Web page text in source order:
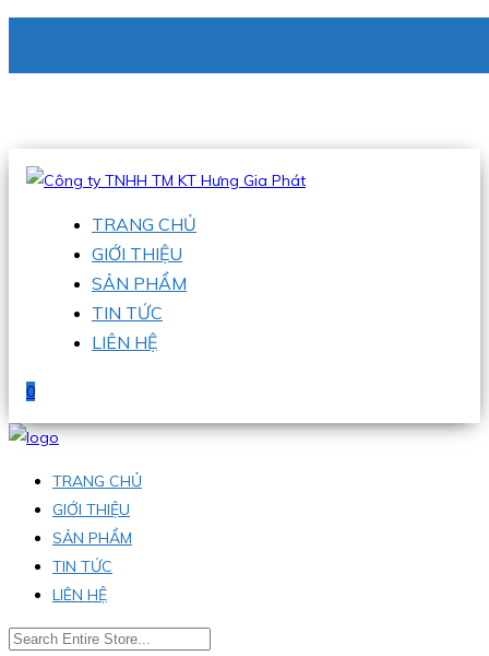
Hotline:0938 336 079
TRANG CHỦ
GIỚI THIỆU
SẢN PHẨM
TIN TỨC
LIÊN HỆ
0
TRANG CHỦ
GIỚI THIỆU
SẢN PHẨM
TIN TỨC
LIÊN HỆ